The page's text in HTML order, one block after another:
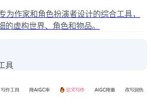
为作家和角色扮演者设计的综合工具，
的虚构世界、角色和物品。
具